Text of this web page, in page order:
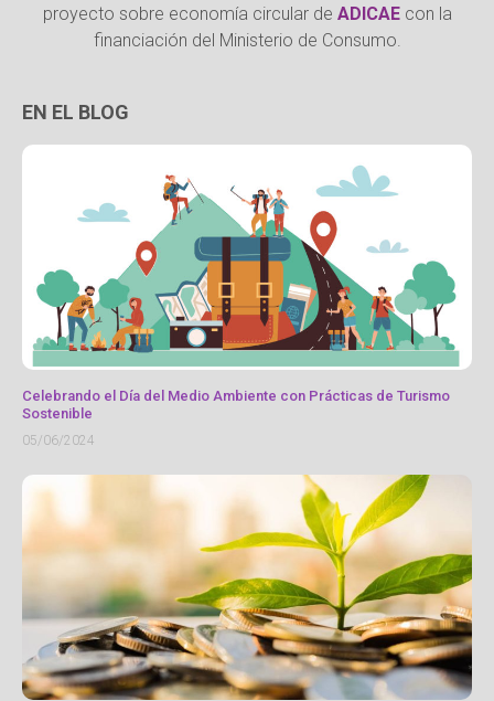
proyecto sobre economía circular de ADICAEcon la
financiación del Ministerio de Consumo.
EN EL BLOG
Celebrando el Día del Medio Ambiente con Prácticas de Turismo
Sostenible
05/06/2024